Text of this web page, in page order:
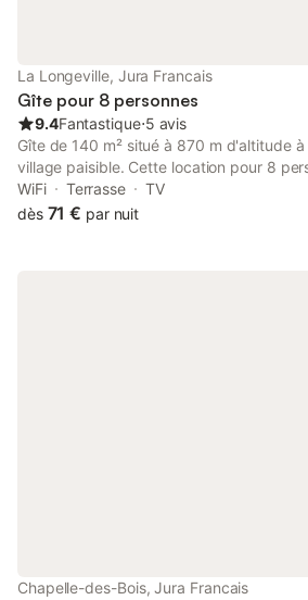
La Longeville, Jura Francais
Gîte pour 8 personnes
9.4Fantastique⋅5 avis
Gîte de 140 m² situé à 870 m d'altitude
village paisible. Cette location pour 8
cuisine toute équipée, un salon, trois
salle de bain. Parking, espace vert,
WiFi Terrasse
TV
dès 71 € par nuit
Chapelle-des-Bois, Jura Francais